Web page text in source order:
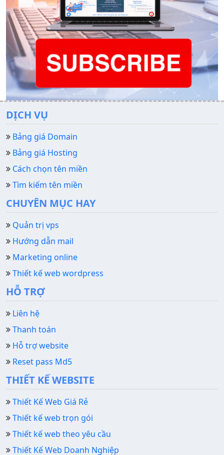
DỊCH VỤ
Bảng giá Domain
Bảng giá Hosting
Cách chọn tên miền
Tìm kiếm tên miền
CHUYÊN MỤC HAY
Quản trị vps
Hướng dẫn mail
Marketing online
Thiết kế web wordpress
HỖ TRỢ
Liên hệ
Thanh toán
Hỗ trợ website
Reset pass Md5
THIẾT KẾ WEBSITE
Thiết Kế Web Giá Rẻ
Thiết kế web trọn gói
Thiết kế web theo yêu cầu
Thiết Kế Web Doanh Nghiệp